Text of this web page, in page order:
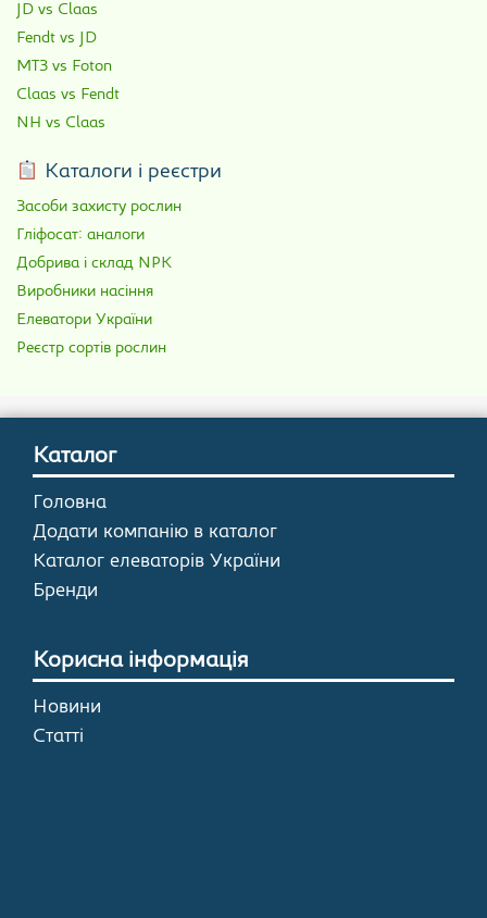
JD vs Claas
Fendt vs JD
МТЗ vs Foton
Claas vs Fendt
NH vs Claas
Каталоги і реєстри
Засоби захисту рослин
Гліфосат: аналоги
Добрива і склад NPK
Виробники насіння
Елеватори України
Реєстр сортів рослин
Каталог
Головна
Додати компанію в каталог
Каталог елеваторів України
Бренди
Корисна інформація
Новини
Статті